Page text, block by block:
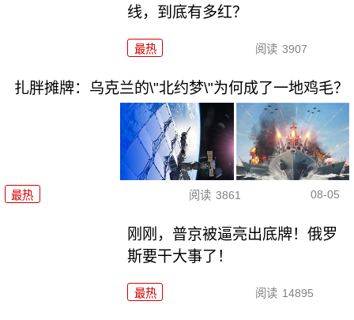
线，到底有多红？
最热 阅读 3907
扎胖摊牌：乌克兰的\"北约梦\"为何成了一地鸡毛？
最热 阅读 3861 08-05
刚刚，普京被逼亮出底牌！俄罗
斯要干大事了！
最热 阅读 14895